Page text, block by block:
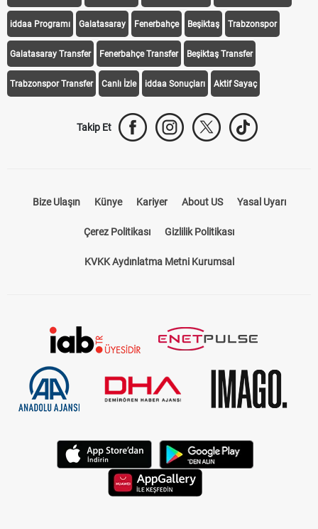
iddaa Programı Galatasaray Fenerbahçe Beşiktaş Trabzonspor
Galatasaray Transfer Fenerbahçe Transfer Beşiktaş Transfer
Trabzonspor Transfer Canlı İzle iddaa Sonuçları Aktif Sayaç
Takip Et
Bize Ulaşın Künye Kariyer About US Yasal Uyarı
Çerez Politikası Gizlilik Politikası
KVKK Aydınlatma Metni Kurumsal